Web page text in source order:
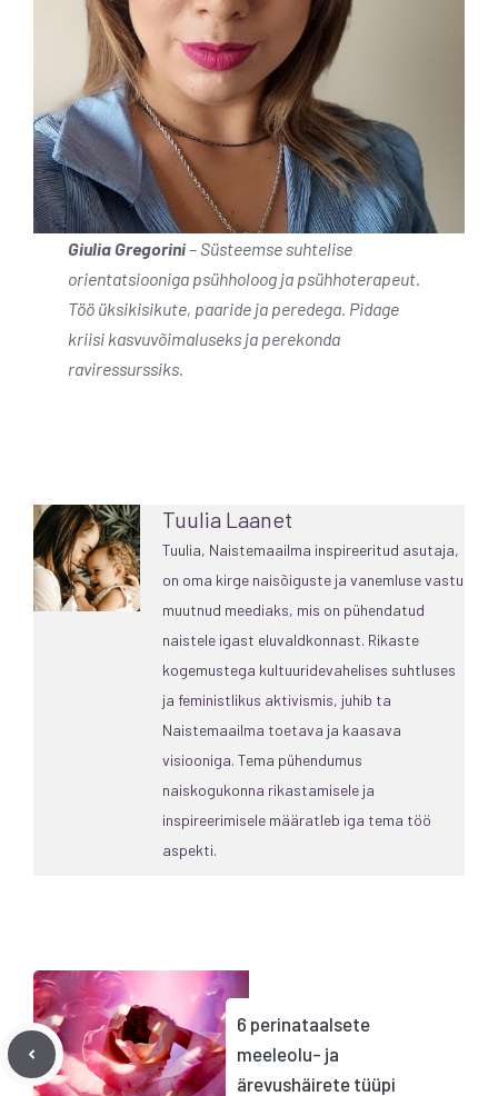
Giulia Gregorini – Süsteemse suhtelise
orientatsiooniga psühholoog ja psühhoterapeut.
Töö üksikisikute, paaride ja peredega. Pidage
kriisi kasvuvõimaluseks ja perekonda
raviressurssiks.
Tuulia Laanet
Tuulia, Naistemaailma inspireeritud asutaja,
on oma kirge naisõiguste ja vanemluse vastu
muutnud meediaks, mis on pühendatud
naistele igast eluvaldkonnast. Rikaste
kogemustega kultuuridevahelises suhtluses
ja feministlikus aktivismis, juhib ta
Naistemaailma toetava ja kaasava
visiooniga. Tema pühendumus
naiskogukonna rikastamisele ja
inspireerimisele määratleb iga tema töö
aspekti.
6 perinataalsete
meeleolu- ja
ärevushäirete tüüpi